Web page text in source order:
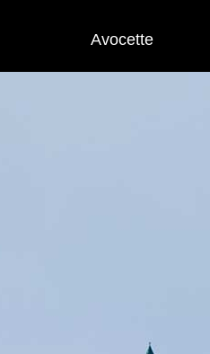
Avocette